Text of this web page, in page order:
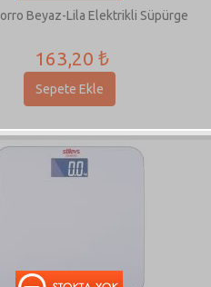
Beyaz-Lila Elektrikli Süpürge
163,20 ₺
Sepete Ekle